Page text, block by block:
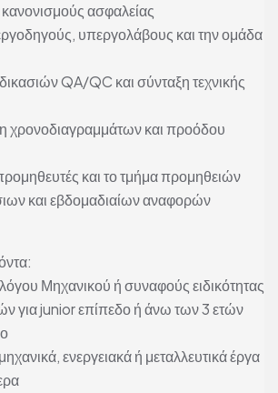
ασφαλείας
υπεργολάβους και την ομάδα
QA/QC και σύνταξη τεχνικής
και προόδου
και το τμήμα προμηθειών
και εβδομαδιαίων αναφορών
Μηχανικού ή συναφούς ειδικότητας
για junior επίπεδο ή άνω των 3 ετών
ενεργειακά ή μεταλλευτικά έργα